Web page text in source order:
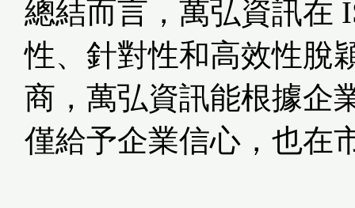
總結而言，萬弘資訊在
性、針對性和高效性脫
商，萬弘資訊能根據企
僅給予企業信心，也在